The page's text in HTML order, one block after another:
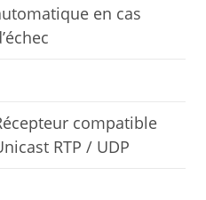
en cas
compatible
RTP / UDP